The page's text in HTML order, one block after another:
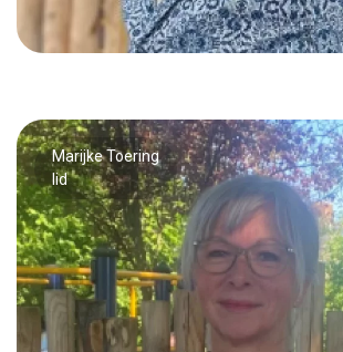
Marijke Toering
lid